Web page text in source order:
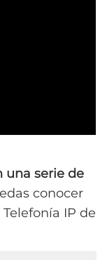
una serie de
conocer
IP de